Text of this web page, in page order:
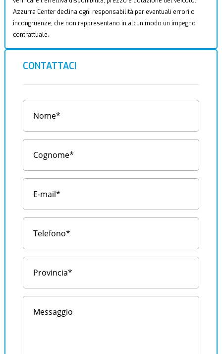
Azzurra Center declina ogni responsabilità per eventuali errori o
incongruenze, che non rappresentano in alcun modo un impegno
contrattuale.
CONTATTACI